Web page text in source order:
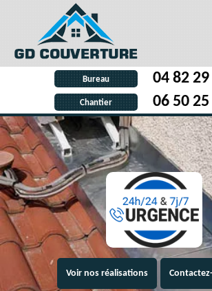
Bureau 04 82
Chantier 06 50
Voir nos réalisations